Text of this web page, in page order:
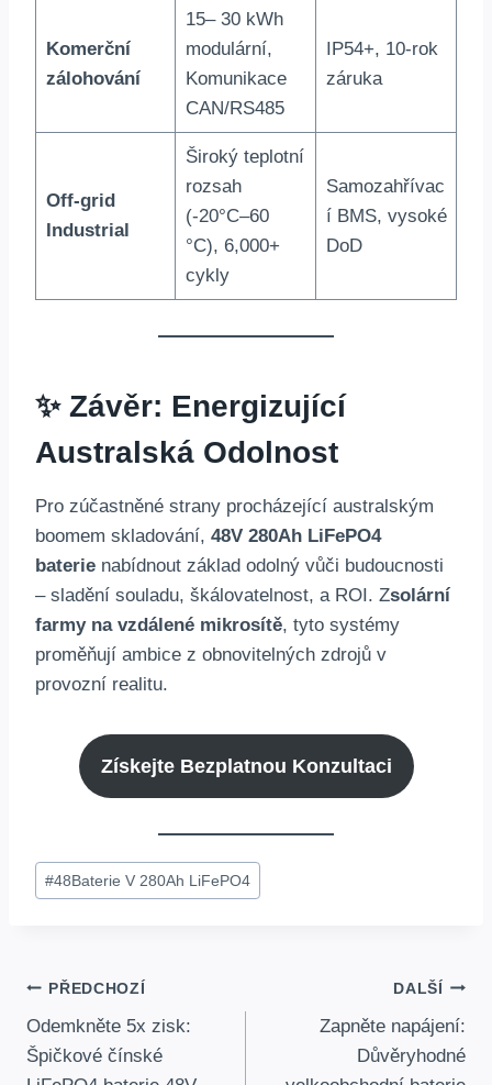
Komerční
zálohování
15– 30 kWh
modulární,
Komunikace
CAN/RS485
IP54+, 10-rok
záruka
Off-grid
Industrial
Široký teplotní
rozsah
(-20°C–60
°C), 6,000+
cykly
Samozahřívac
í BMS, vysoké
DoD
✨ Závěr: Energizující
Australská Odolnost
Pro zúčastněné strany procházející australským
boomem skladování, 48V 280Ah LiFePO4
baterie nabídnout základ odolný vůči budoucnosti
– sladění souladu, škálovatelnost, a ROI. Zsolární
farmy na vzdálené mikrosítě, tyto systémy
proměňují ambice z obnovitelných zdrojů v
provozní realitu.
Získejte Bezplatnou Konzultaci
Značky
příspěvku:
#48Baterie V 280Ah LiFePO4
Navigace
Příspěvku
PŘEDCHOZÍ
Odemkněte 5x zisk:
Špičkové čínské
DALŠÍ
Zapněte napájení:
Důvěryhodné